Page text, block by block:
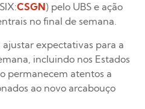
CSGN) pelo UBS e ação
no final de semana.
expectativas para a
incluindo nos Estados
permanecem atentos a
ao novo arcabouço